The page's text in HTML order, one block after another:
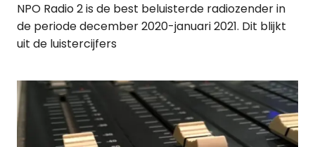
NPO Radio 2 is de best beluisterde radiozender in
de periode december 2020-januari 2021. Dit blijkt
uit de luistercijfers